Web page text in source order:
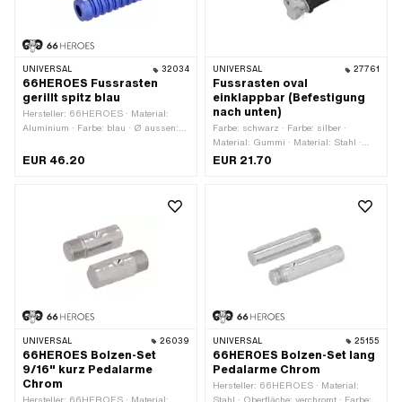
UNIVERSAL 32034
66HEROES Fussrasten
gerillt spitz blau
Hersteller: 66HEROES · Material:
Aluminium · Farbe: blau · Ø aussen:
eloxiert · Gesamtlänge: 126 mm ·
EUR 46.20
UNIVERSAL 27761
Fussrasten oval
einklappbar (Befestigung
nach unten)
Farbe: schwarz · Farbe: silber ·
Material: Gummi · Material: Stahl ·
Gesamtlänge: 130 mm · Breite: 45 mm
EUR 21.70
UNIVERSAL 26039
66HEROES Bolzen-Set
9/16" kurz Pedalarme
Chrom
Hersteller: 66HEROES · Material:
UNIVERSAL 25155
66HEROES Bolzen-Set lang
Pedalarme Chrom
Hersteller: 66HEROES · Material:
Stahl · Oberfläche: verchromt · Farbe: